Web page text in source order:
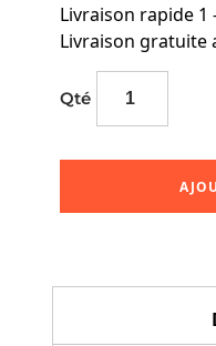
Livraison rapide 1
Livraison gratuite
Qté